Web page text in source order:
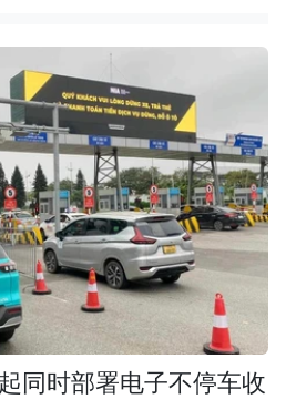
同时部署电子不停车收